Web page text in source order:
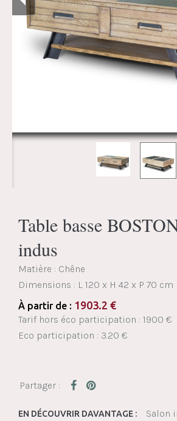
Table basse
indus
Matière : Chêne
Dimensions : L 120 x H 42 x P 70 cm
À partir de : 1903.2 €
Tarif hors éco participation : 1900 €
Eco participation : 3.20 €
EN DÉCOUVRIR DAVANTAGE :
Salon